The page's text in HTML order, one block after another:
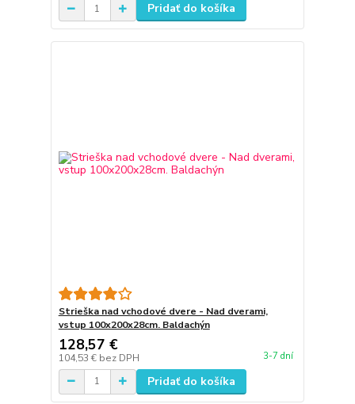
Pridať do košíka
Strieška nad vchodové dvere - Nad dverami,
vstup 100x200x28cm. Baldachýn
128,57 €
104,53 € bez DPH 3-7 dní
Pridať do košíka